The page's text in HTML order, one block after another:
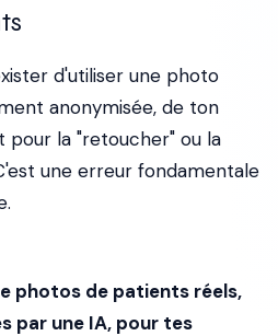
d'utiliser une photo
anonymisée, de ton
pour la "retoucher" ou la
une erreur fondamentale
photos de patients réels,
par une IA, pour tes